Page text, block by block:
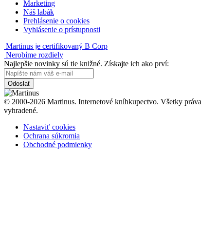
Marketing
Náš labák
Prehlásenie o cookies
Vyhlásenie o prístupnosti
Martinus je certifikovaný B Corp
Nerobíme rozdiely
Najlepšie novinky sú tie knižné. Získajte ich ako prví:
Odoslať
© 2000-2026 Martinus. Internetové kníhkupectvo. Všetky práva
vyhradené.
Nastaviť cookies
Ochrana súkromia
Obchodné podmienky